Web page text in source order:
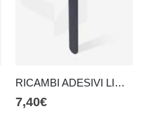
RICAMBI ADESIVI LIME DFE-20 (ovale)
7,40€